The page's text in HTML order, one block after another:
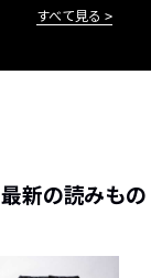
すべて見る
最新の読みもの